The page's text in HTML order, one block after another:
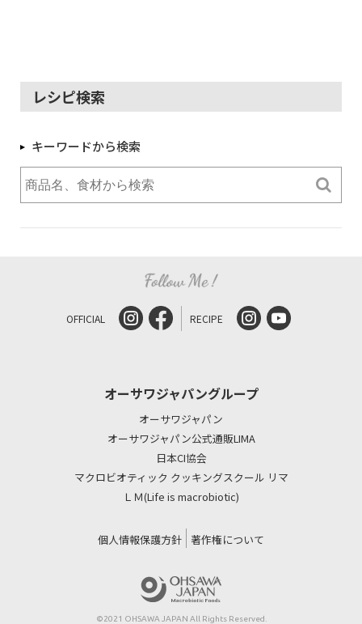
レシピ検索
キーワードから検索
OFFICIAL RECIPE
オーサワジャパングループ
オーサワジャパン
オーサワジャパン公式通販LIMA
日本CI協会
マクロビオティック クッキングスクール リマ
ＬＭ(Life is macrobiotic)
個人情報保護方針 著作権について
©2021 OHSAWA JAPAN All Rights Reserved.